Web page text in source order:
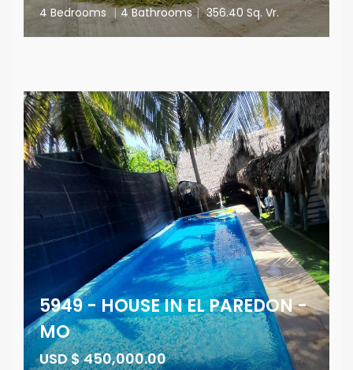
4 Bedrooms | 4 Bathrooms | 356.40 Sq. Vr.
5949 - HOUSE IN EL PAREDON -
MO
USD $ 450,000.00